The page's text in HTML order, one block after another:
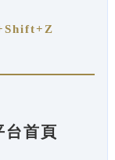
台首頁